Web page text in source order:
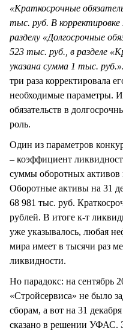
«Краткосрочные
тыс. руб. В
разделу «Долгосрочные
523 тыс. руб., в разделе
указана сумма 1 тыс. руб.».
три раза корректировала
необходимые параметры.
обязательств в
роль.
Один из параметров
– коэффициент
суммы оборотных активов
Оборотные активы на 31
68 981 тыс. руб.
рублей. В итоге к-т
уже указывалось, любая
мира имеет в тысячи раз
ликвидности.
Но парадокс: на сентябрь
«Стройсервиса» не было
сборам, а вот на 31
сказано в решении УФАС.